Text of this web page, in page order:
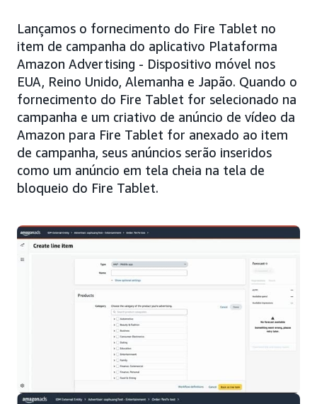
Lançamos o fornecimento do Fire Tablet no
item de campanha do aplicativo Plataforma
Amazon Advertising - Dispositivo móvel nos
EUA, Reino Unido, Alemanha e Japão. Quando o
fornecimento do Fire Tablet for selecionado na
campanha e um criativo de anúncio de vídeo da
Amazon para Fire Tablet for anexado ao item
de campanha, seus anúncios serão inseridos
como um anúncio em tela cheia na tela de
bloqueio do Fire Tablet.